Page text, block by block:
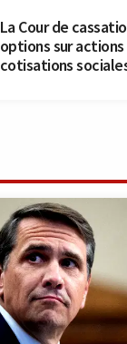
La Cour de
options sur
cotisations